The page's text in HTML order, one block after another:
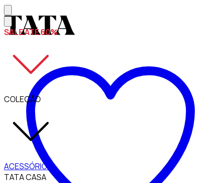
SALE ATÉ 60%
COLEÇÃO
ACESSÓRIOS
TATA CASA